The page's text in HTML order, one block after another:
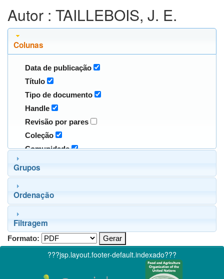
Autor : TAILLEBOIS, J. E.
Colunas
Data de publicação
Título
Tipo de documento
Handle
Revisão por pares
Coleção
Comunidade
Grupos
Ordenação
Filtragem
Formato:
???jsp.layout.footer-default.indexado???